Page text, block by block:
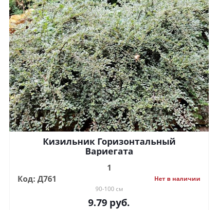
Кизильник Горизонтальный
Вариегата
1
Код: Д761
Нет в наличии
90-100 см
9.79 руб.